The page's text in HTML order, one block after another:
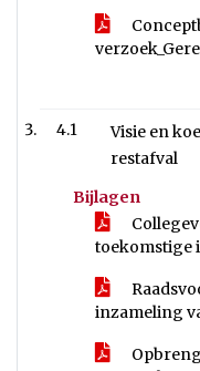
4.1
Visie en
restafval
Bijlagen
toekomstige
inzameling